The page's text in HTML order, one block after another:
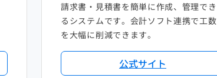
請求書・見積書を簡単に作成、管理でき
るシステムです。会計ソフト連携で工数
を大幅に削減できます。
公式サイト